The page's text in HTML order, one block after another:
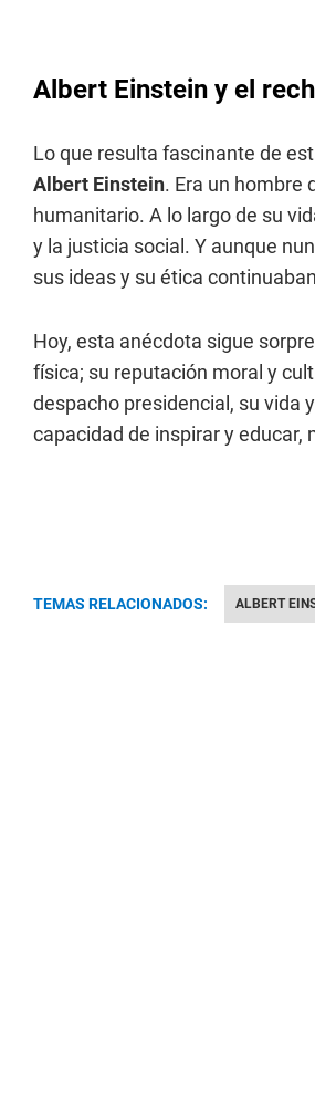
Albert Einstein y el
Lo que resulta fascinante de
Albert Einstein. Era un hombre
humanitario. A lo largo de su
y la justicia social. Y aunque
sus ideas y su ética
Hoy, esta anécdota sigue
física; su reputación moral y
despacho presidencial, su vida
capacidad de inspirar y
TEMAS RELACIONADOS: ALBERT